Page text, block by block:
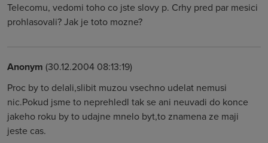
Telecomu, vedomi toho co jste slovy p. Crhy pred par mesici
prohlasovali? Jak je toto mozne?
Anonym (30.12.2004 08:13:19)
Proc by to delali,slibit muzou vsechno udelat nemusi
nic.Pokud jsme to neprehledl tak se ani neuvadi do konce
jakeho roku by to udajne mnelo byt,to znamena ze maji
jeste cas.